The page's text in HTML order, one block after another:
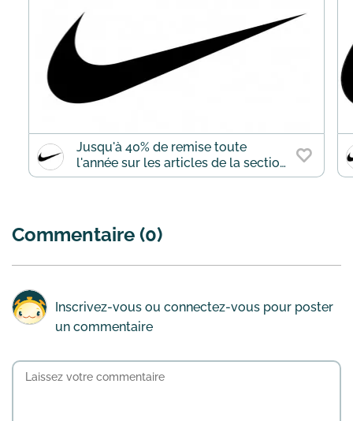
Jusqu'à 40% de remise toute
l'année sur les articles de la section
promotion
Commentaire (0)
Inscrivez-vous ou connectez-vous pour poster
un commentaire